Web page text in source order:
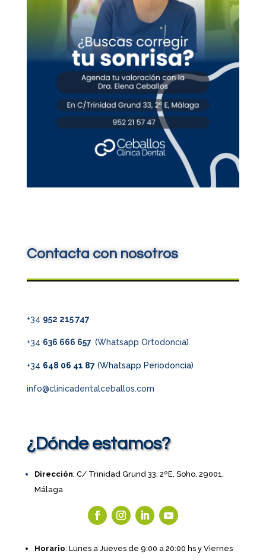
Contacta con nosotros
+34 952 215 747
+34 636 666 657 (Whatsapp Ortodoncia)
+34 648 06 41 87(Whatsapp Periodoncia)
info@clinicadentalceballos.com
¿Dónde estamos?
Dirección: C/ Trinidad Grund 33, 2ºE, Soho, 29001,
Málaga
Horario: Lunes a Jueves de 9:00 a 20:00 hs y Viernes